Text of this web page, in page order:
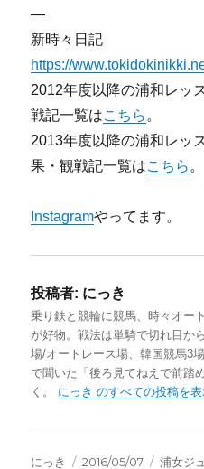
—
新時々日記
https://
2012年度以降の浦和レッ
戦記一覧はこちら 。
2013年度以降の浦和レッ
果・観戦記一覧はこちら 。
Instagramやってます。
投稿者: にっき
乗り鉄と競輪に競馬、時々オー
が好物。戦法は単騎で切れ目か
場/オートレース場、韓国競馬3
で聞いた「後ろ見てねえで前踏
く。 にっき のすべての投稿を
投
にっき
投
2016/05/07
カ
浦女ジ